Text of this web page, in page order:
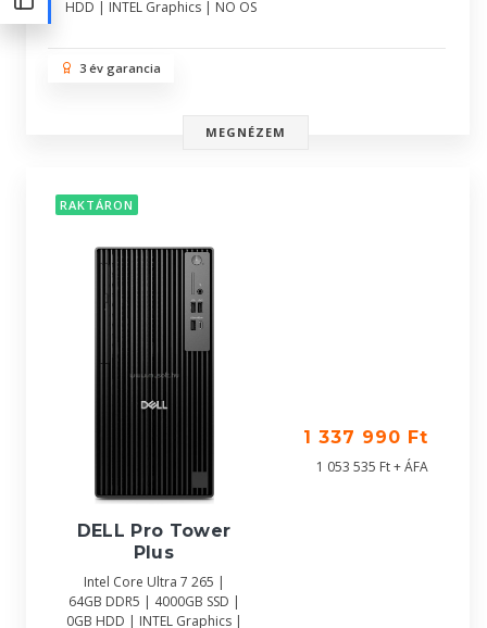
HDD | INTEL Graphics | NO OS
3 év garancia
MEGNÉZEM
RAKTÁRON
DELL Pro Tower
Plus
Intel Core Ultra 7 265 |
64GB DDR5 | 4000GB SSD |
0GB HDD | INTEL Graphics |
1 337 990 Ft
1 053 535 Ft + ÁFA